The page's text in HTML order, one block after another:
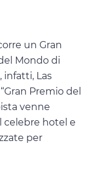
un Gran
Mondo di
infatti, Las
Premio del
venne
celebre hotel e
per